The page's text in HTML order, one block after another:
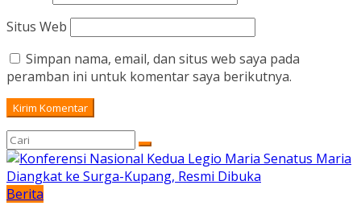
Situs Web
Simpan nama, email, dan situs web saya pada
peramban ini untuk komentar saya berikutnya.
Berita